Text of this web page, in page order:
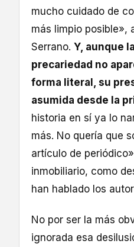
mucho cuidado de
más limpio posible»,
Serrano. Y, aunque
precariedad no
forma literal, su
asumida desde la
historia en sí ya lo
más. No quería que
artículo de
inmobiliario, como
han hablado los
No por ser la más
ignorada esa